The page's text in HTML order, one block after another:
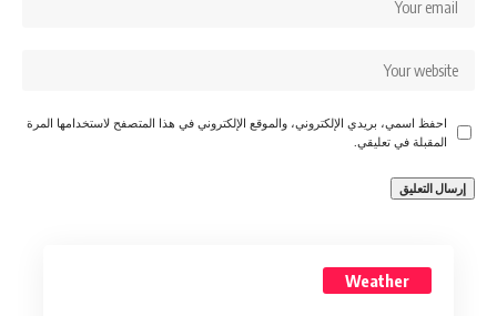
احفظ اسمي، بريدي الإلكتروني، والموقع الإلكتروني في هذا المتصفح لاستخدامها المرة
المقبلة في تعليقي.
Weather